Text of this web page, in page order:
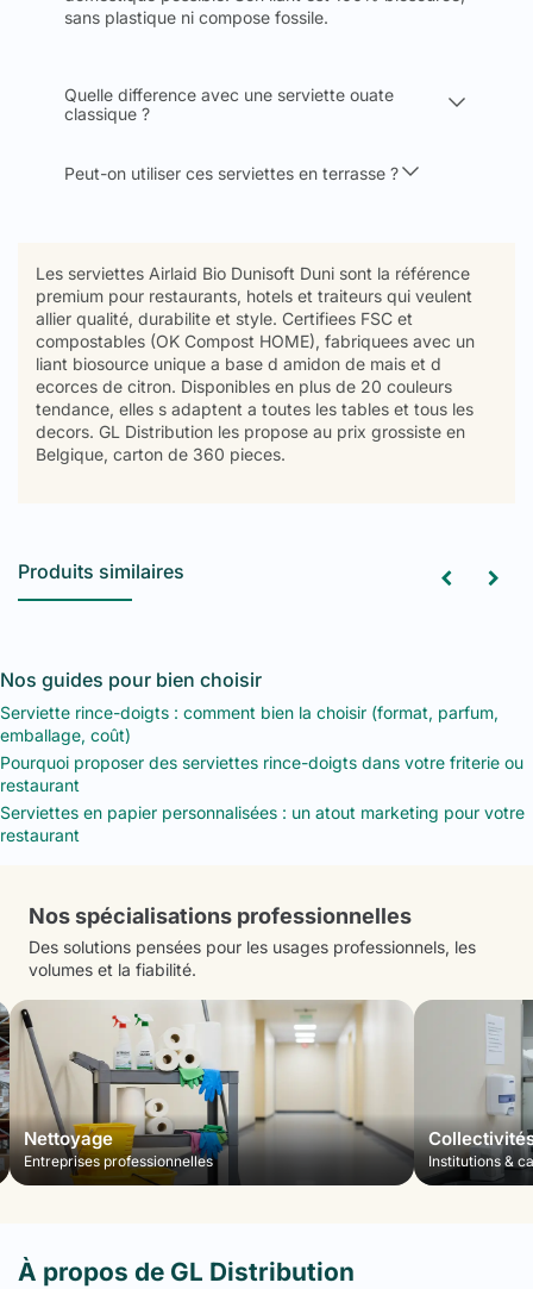
sans plastique ni compose fossile.
Quelle difference avec une serviette ouate
classique ?
Peut-on utiliser ces serviettes en terrasse ?
Les serviettes Airlaid Bio Dunisoft Duni sont la référence
premium pour restaurants, hotels et traiteurs qui veulent
allier qualité, durabilite et style. Certifiees FSC et
compostables (OK Compost HOME), fabriquees avec un
liant biosource unique a base d amidon de mais et d
ecorces de citron. Disponibles en plus de 20 couleurs
tendance, elles s adaptent a toutes les tables et tous les
decors. GL Distribution les propose au prix grossiste en
Belgique, carton de 360 pieces.
Produits similaires
Nos guides pour bien choisir
Serviette rince-doigts : comment bien la choisir (format, parfum,
emballage, coût)
Pourquoi proposer des serviettes rince-doigts dans votre friterie ou
restaurant
Serviettes en papier personnalisées : un atout marketing pour votre
restaurant
Nos spécialisations professionnelles
Des solutions pensées pour les usages professionnels, les
volumes et la fiabilité.
Nettoyage
Entreprises professionnelles Institutions &
À propos de GL Distribution